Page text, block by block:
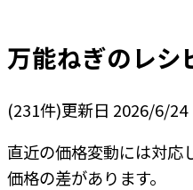
万能ねぎのレシ
(231件)更新日 2026/6/24
直近の価格変動には対応
価格の差があります。